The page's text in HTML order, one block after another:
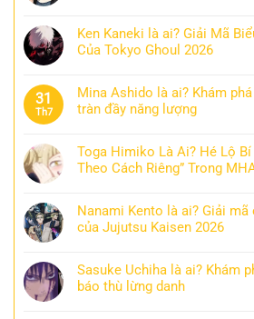
Ken Kaneki là ai? Giải Mã
Của Tokyo Ghoul 2026
31
Th7
Mina Ashido là ai? Khám
tràn đầy năng lượng
Toga Himiko Là Ai? Hé Lộ Bí
Theo Cách Riêng” Trong
Nanami Kento là ai? Giải
của Jujutsu Kaisen 2026
Sasuke Uchiha là ai? Khám
báo thù lừng danh